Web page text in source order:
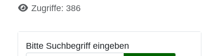
Bitte Suchbegriff eingeben
DetailsZugriffe: 386